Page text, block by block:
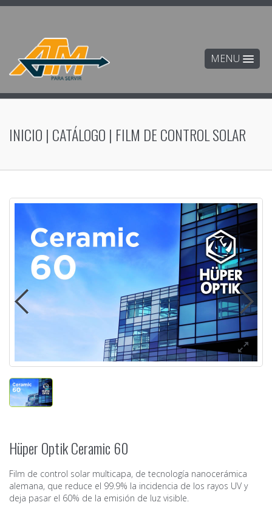
MENU
INICIO | CATÁLOGO | FILM DE CONTROL SOLAR
Hüper Optik Ceramic 60
Film de control solar multicapa, de tecnología nanocerámica
alemana, que reduce el 99.9% la incidencia de los rayos UV y
deja pasar el 60% de la emisión de luz visible.